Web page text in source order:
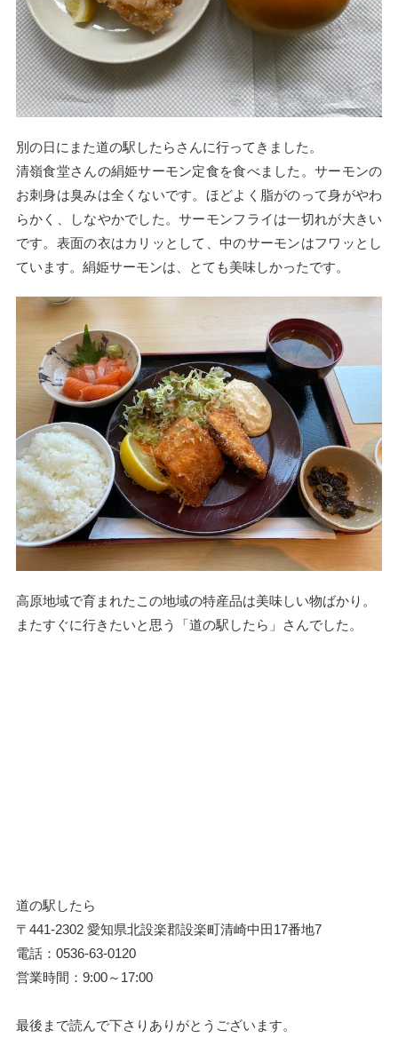
別の日にまた道の駅したらさんに行ってきました。
清嶺食堂さんの絹姫サーモン定食を食べました。サーモンの
お刺身は臭みは全くないです。ほどよく脂がのって身がやわ
らかく、しなやかでした。サーモンフライは一切れが大きい
です。表面の衣はカリッとして、中のサーモンはフワッとし
ています。絹姫サーモンは、とても美味しかったです。
高原地域で育まれたこの地域の特産品は美味しい物ばかり。
またすぐに行きたいと思う「道の駅したら」さんでした。
道の駅したら
〒441-2302 愛知県北設楽郡設楽町清崎中田17番地7
電話： 0536-63-0120
営業時間：9:00～17:00
最後まで読んで下さりありがとうございます。